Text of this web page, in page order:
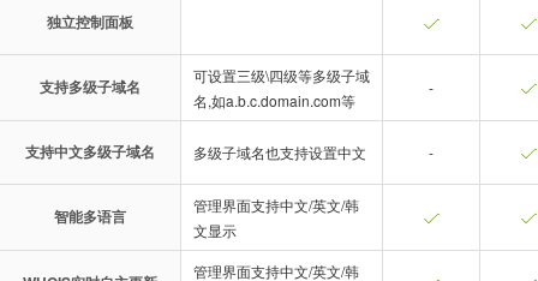
独立控制面板
支持多级子域名
可设置三级\四级等多级子域
名,如a.b.c.domain.com等
-
支持中文多级子域名 多级子域名也支持设置中文 -
智能多语言
管理界面支持中文/英文/韩
文显示
管理界面支持中文/英文/韩